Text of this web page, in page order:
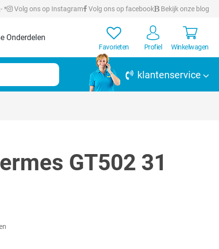
* Volg ons op Instagram Volg ons op facebook Bekijk onze blog
Onderdelen
Favorieten Profiel Winkelwagen
klantenservice
GT502 31